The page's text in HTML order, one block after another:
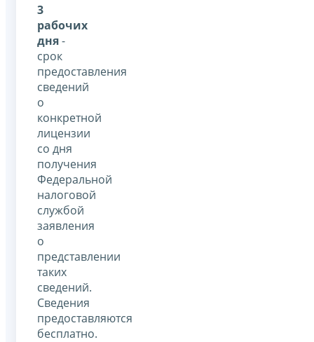
3
рабочих
дня-
срок
предоставления
сведений
о
конкретной
лицензии
со дня
получения
Федеральной
налоговой
службой
заявления
о
представлении
таких
сведений.
Сведения
предоставляются
бесплатно.